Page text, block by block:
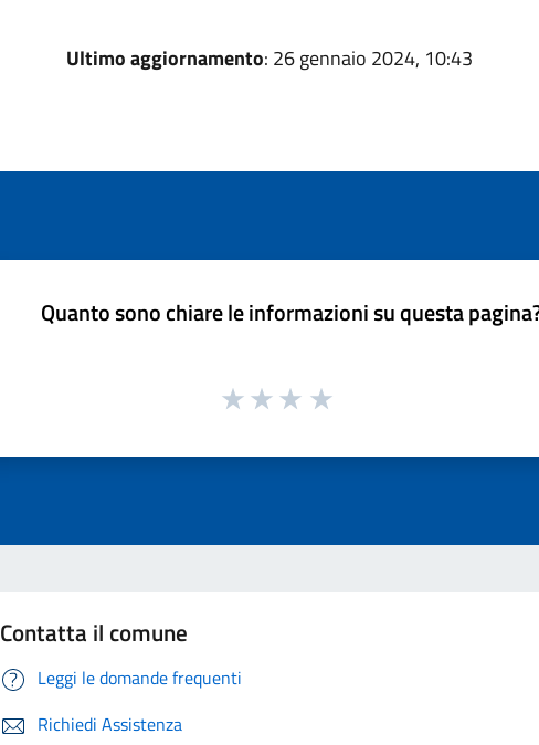
Ultimo aggiornamento: 26 gennaio 2024, 10:43
Quanto sono chiare le informazioni su questa
Contatta il comune
Leggi le domande frequenti
Richiedi Assistenza